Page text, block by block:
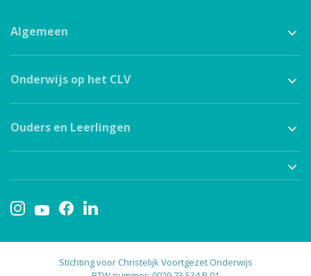
Algemeen
Onderwijs op het CLV
Ouders en Leerlingen
Stichting voor Christelijk Voortgezet Onderwijs